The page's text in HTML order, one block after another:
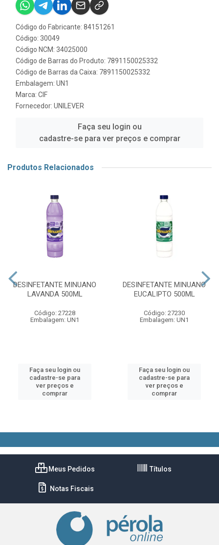
Código do Fabricante: 84151261
Código: 30049
Código NCM: 34025000
Código de Barras do Produto: 7891150025332
Código de Barras da Caixa: 7891150025332
Embalagem: UN1
Marca: CIF
Fornecedor: UNILEVER
Faça seu login ou
cadastre-se para ver preços e comprar
Produtos Relacionados
DESINFETANTE MINUANO
LAVANDA 500ML
Código: 27228
Embalagem: UN1
Faça seu login ou
cadastre-se para
ver preços e
comprar
DESINFETANTE MINUANO
EUCALIPTO 500ML
Código: 27230
Embalagem: UN1
Faça seu login ou
cadastre-se para
ver preços e
comprar
Meus Pedidos Títulos
Notas Fiscais